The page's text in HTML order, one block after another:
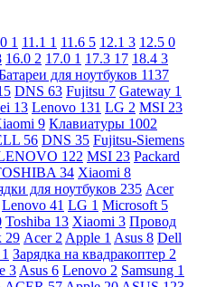
1 11.1 1 11.6 5 12.1 3 12.5 0
16.0 2 17.0 1 17.3 17 18.4 3
для ноутбуков 1137
DNS 63 Fujitsu 7 Gateway 1
13 Lenovo 131 LG 2 MSI 23
9 Клавиатуры 1002
56 DNS 35 Fujitsu-Siemens
122 MSI 23 Packard
34 Xiaomi 8
для ноутбуков 235 Acer
Lenovo 41 LG 1 Microsoft 5
Toshiba 13 Xiaomi 3 Провод
29 Acer 2 Apple 1 Asus 8 Dell
1 Зарядка на квадракоптер 2
3 Asus 6 Lenovo 2 Samsung 1